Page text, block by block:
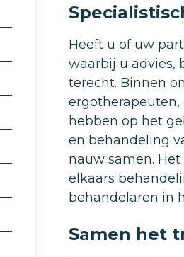
Heeft u of uw
waarbij u advies,
terecht. Binnen
hebben op het
en behandeling
nauw samen.
elkaars
behandelaren in
Samen het